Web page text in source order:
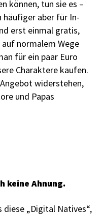
können, tun sie es –
aber für In-
erst einmal gratis,
normalem Wege
für ein paar Euro
Charaktere kaufen.
widerstehen,
und Papas
keine Ahnung.
diese „Digi­tal Natives“,